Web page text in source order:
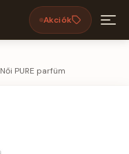
Akciók
Női PURE parfüm